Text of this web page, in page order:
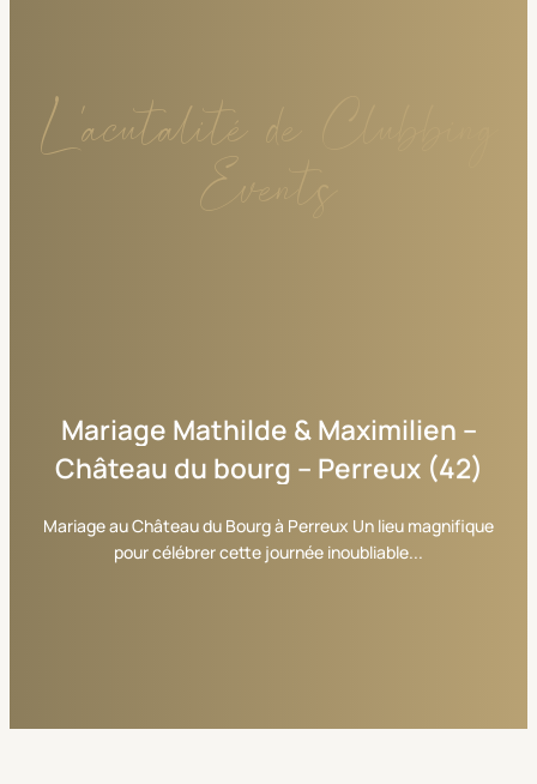
L'acutalité de Clubbing
Events
Mariage Mathilde & Maximilien –
Château du bourg – Perreux (42)
Mariage au Château du Bourg à Perreux Un lieu magnifique
pour célébrer cette journée inoubliable...